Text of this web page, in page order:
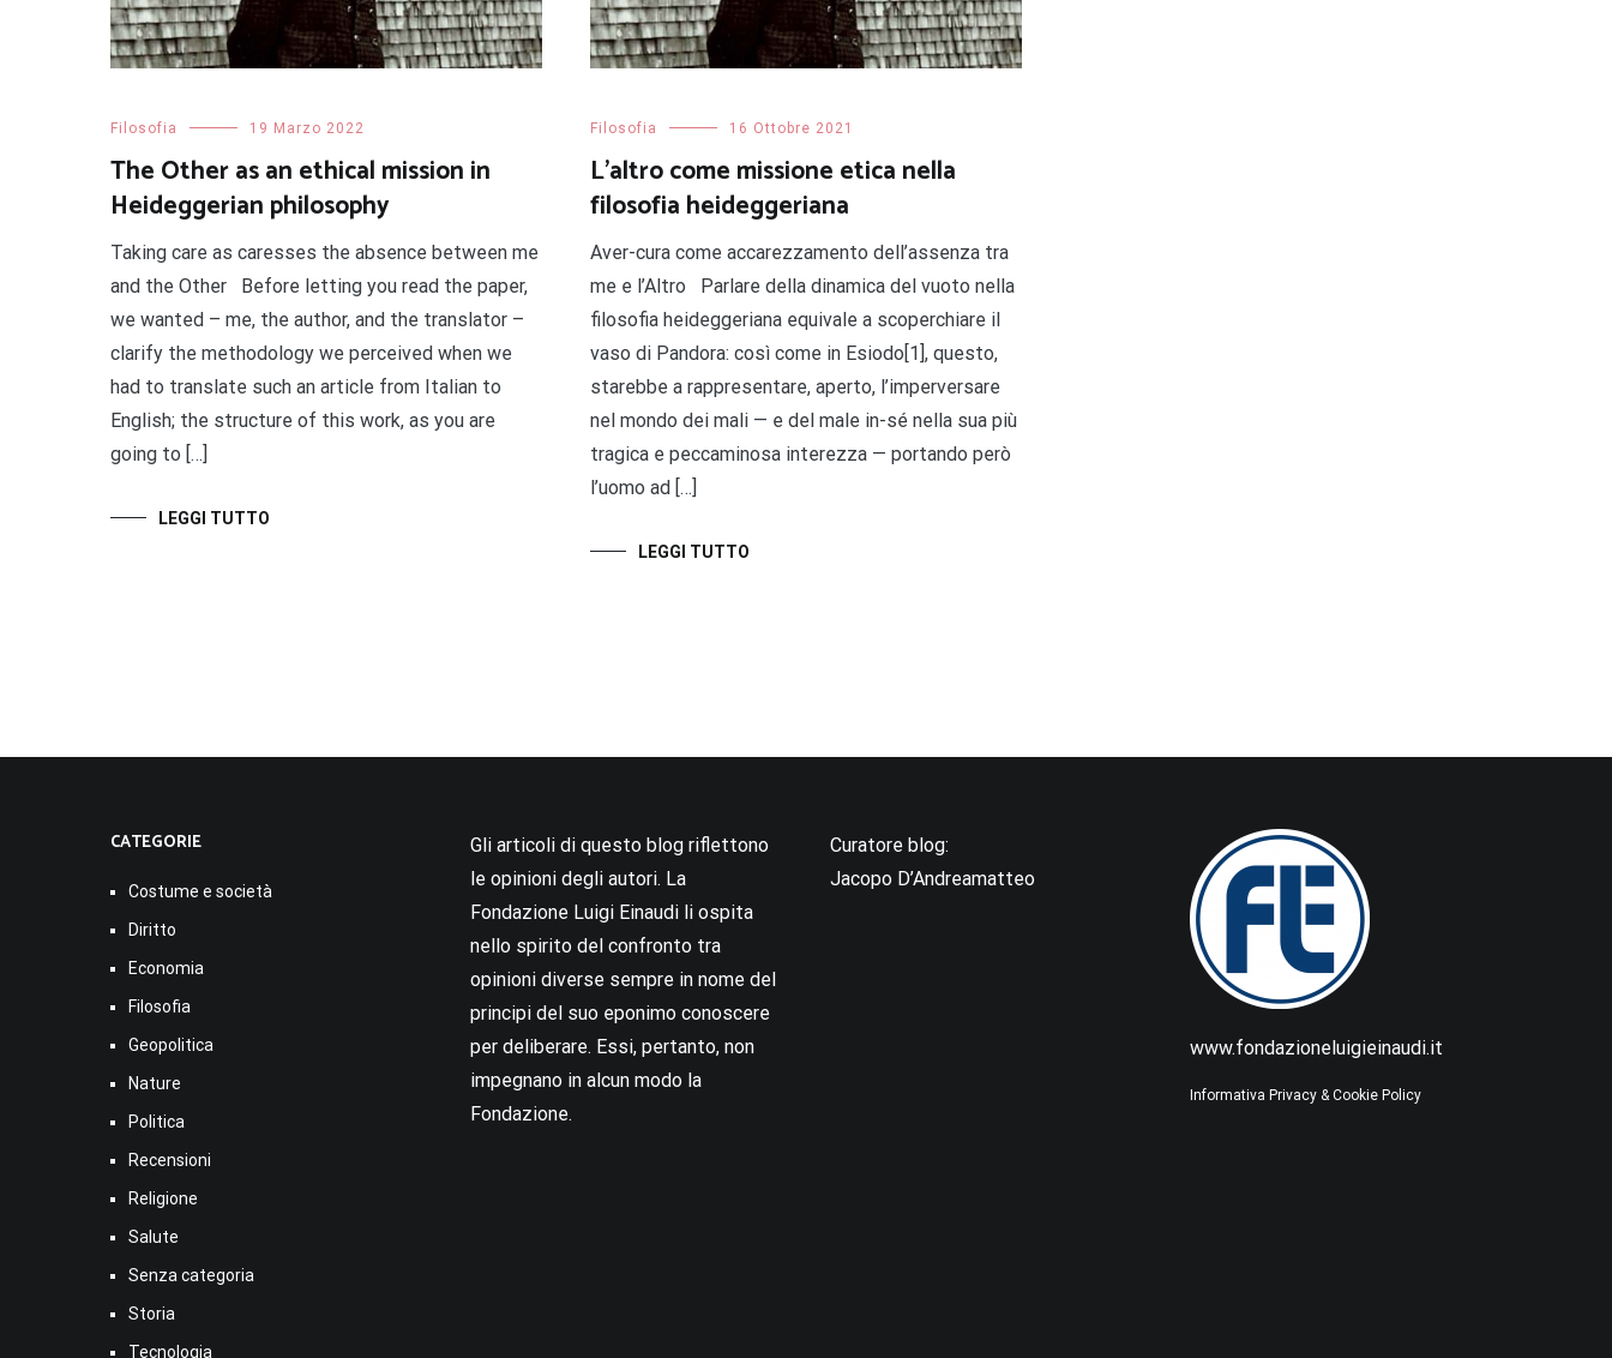
Filosofia 19 Marzo 2022
The Other as an ethical mission in
Heideggerian philosophy
Taking care as caresses the absence between me
and the Other Before letting you read the paper,
we wanted – me, the author, and the translator –
clarify the methodology we perceived when we
had to translate such an article from Italian to
English; the structure of this work, as you are
going to […]
LEGGI TUTTO
Filosofia 16 Ottobre 2021
L’altro come missione etica nella
filosofia heideggeriana
Aver-cura come accarezzamento dell’assenza tra
me e l’Altro Parlare della dinamica del vuoto nella
filosofia heideggeriana equivale a scoperchiare il
vaso di Pandora: così come in Esiodo[1], questo,
starebbe a rappresentare, aperto, l’imperversare
nel mondo dei mali — e del male in-sé nella sua più
tragica e peccaminosa interezza — portando però
l’uomo ad […]
LEGGI TUTTO
CATEGORIE
Costume e società
Diritto
Economia
Filosofia
Geopolitica
Nature
Politica
Recensioni
Religione
Salute
Senza categoria
Storia
Tecnologia
Gli articoli di questo blog riflettono
le opinioni degli autori. La
Fondazione Luigi Einaudi li ospita
nello spirito del confronto tra
opinioni diverse sempre in nome del
principi del suo eponimo conoscere
per deliberare. Essi, pertanto, non
impegnano in alcun modo la
Fondazione.
Curatore blog:
Jacopo D’Andreamatteo
www.fondazioneluigieinaudi.it
Informativa Privacy & Cookie Policy